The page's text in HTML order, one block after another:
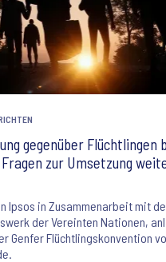
gegenüber Flüchtlingen
zur Umsetzung
Ipsos in Zusammenarbeit mit
der Vereinten Nationen,
Genfer Flüchtlingskonvention